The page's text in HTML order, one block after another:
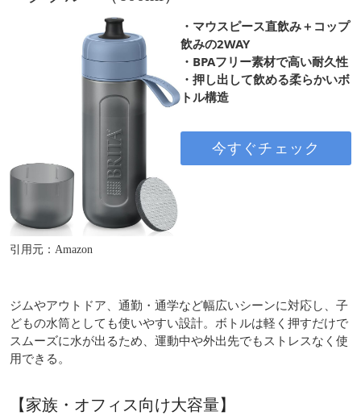
引用元：Amazon
・マウスピース直飲み＋コップ
飲みの2WAY
・BPAフリー素材で高い耐久性
・押し出して飲める柔らかいボ
トル構造
今すぐチェック
ジムやアウトドア、通勤・通学など幅広いシーンに対応し、子
どもの水筒としても使いやすい設計。ボトルは軽く押すだけで
スムーズに水が出るため、運動中や外出先でもストレスなく使
用できる。
【家族・オフィス向け大容量】